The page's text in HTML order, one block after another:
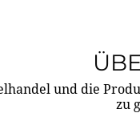
und die
zu